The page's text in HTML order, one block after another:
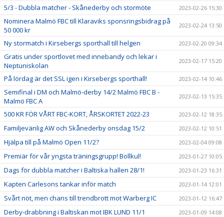
5/3 - Dubbla matcher - Skånederby och stormöte 2023-02-26 15:30
Nominera Malmö FBC till Klaraviks sponsringsbidrag på
50 000 kr
2023-02-24 13:50
Ny stormatch i Kirsebergs sporthall till helgen 2023-02-20 09:34
Gratis under sportlovet med innebandy och lekar i
Neptuniskolan
2023-02-17 15:20
På lördag är det SSL igen i Kirsebergs sporthall! 2023-02-14 10:46
Semifinal i DM och Malmö-derby 14/2 Malmö FBC B -
Malmö FBC A
2023-02-13 15:35
500 KR FÖR VÅRT FBC-KORT, ÅRSKORTET 2022-23 2023-02-12 18:35
Familjevänlig AW och Skånederby onsdag 15/2 2023-02-12 10:51
Hjälpa till på Malmö Open 11/2? 2023-02-04 09:08
Premiär för vår yngsta träningsgrupp! Bollkul! 2023-01-27 10:05
Dags för dubbla matcher i Baltiska hallen 28/1! 2023-01-23 16:31
Kapten Carlesons tankar inför match 2023-01-14 12:01
Svårt nöt, men chans till trendbrott mot Warberg IC 2023-01-12 16:47
Derby-drabbning i Baltiskan mot IBK LUND 11/1 2023-01-09 14:08